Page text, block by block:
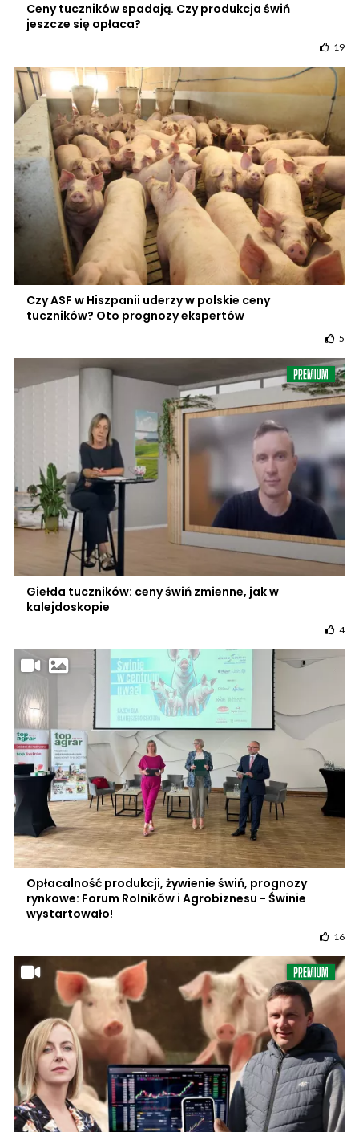
Ceny tuczników spadają. Czy produkcja świń
jeszcze się opłaca?
19
Czy ASF w Hiszpanii uderzy w polskie ceny
tuczników? Oto prognozy ekspertów
5
Giełda tuczników: ceny świń zmienne, jak w
kalejdoskopie
4
Opłacalność produkcji, żywienie świń, prognozy
rynkowe: Forum Rolników i Agrobiznesu - Świnie
wystartowało!
16